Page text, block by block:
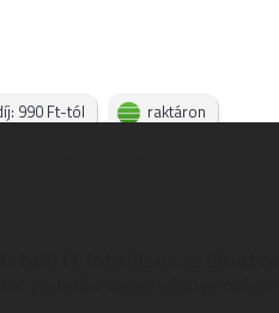
990 Ft-tól raktáron